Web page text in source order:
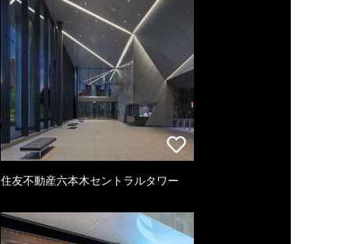
住友不動産六本木セントラルタワー